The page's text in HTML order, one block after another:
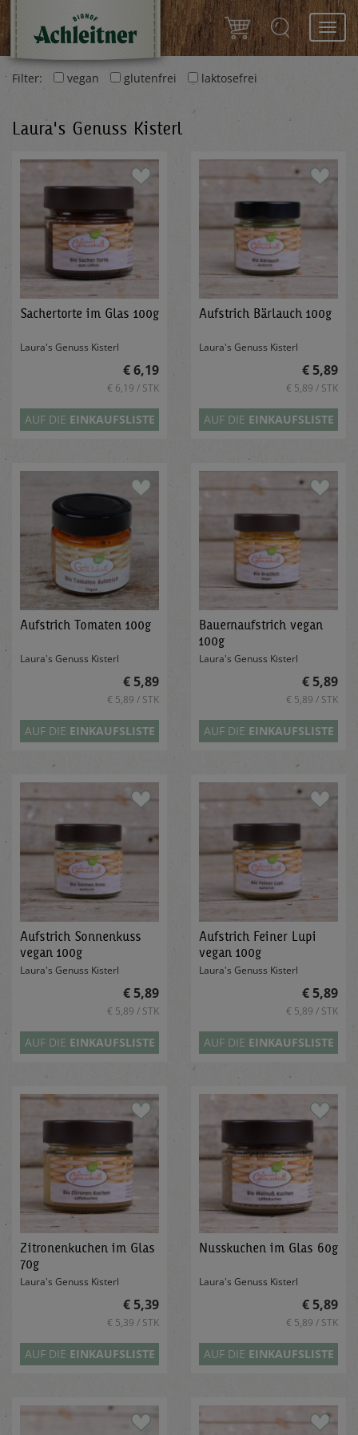
Filter:
vegan glutenfrei laktosefrei
Laura's Genuss Kisterl
Sachertorte im Glas 100g
Laura's Genuss Kisterl
€ 6,19
€ 6,19 / STK
AUF DIE EINKAUFSLISTE
Aufstrich Bärlauch 100g
Laura's Genuss Kisterl
€ 5,89
€ 5,89 / STK
AUF DIE EINKAUFSLISTE
Aufstrich Tomaten 100g
Laura's Genuss Kisterl
€ 5,89
€ 5,89 / STK
AUF DIE EINKAUFSLISTE
Bauernaufstrich vegan
100g
Laura's Genuss Kisterl
€ 5,89
€ 5,89 / STK
AUF DIE EINKAUFSLISTE
Aufstrich Sonnenkuss
vegan 100g
Laura's Genuss Kisterl
€ 5,89
€ 5,89 / STK
AUF DIE EINKAUFSLISTE
Aufstrich Feiner Lupi
vegan 100g
Laura's Genuss Kisterl
€ 5,89
€ 5,89 / STK
AUF DIE EINKAUFSLISTE
Zitronenkuchen im Glas
70g
Laura's Genuss Kisterl
€ 5,39
€ 5,39 / STK
AUF DIE EINKAUFSLISTE
Nusskuchen im Glas 60g
Laura's Genuss Kisterl
€ 5,89
€ 5,89 / STK
AUF DIE EINKAUFSLISTE